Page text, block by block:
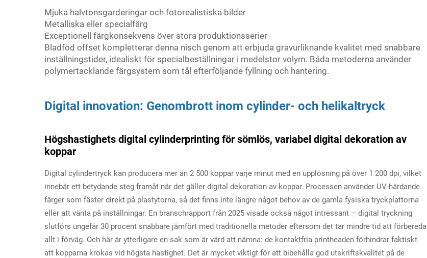
Mjuka halvtonsgarderingar och fotorealistiska bilder
Metalliska eller specialfärg
Exceptionell färgkonsekvens över stora produktionsserier
Bladföd offset kompletterar denna nisch genom att erbjuda gravurliknande kvalitet med snabbare
inställningstider, idealiskt för specialbeställningar i medelstor volym. Båda metoderna använder
polymertacklande färgsystem som tål efterföljande fyllning och hantering.
Digital innovation: Genombrott inom cylinder- och helikaltryck
Högshastighets digital cylinderprinting för sömlös, variabel digital dekoration av
koppar
Digital cylindertryck kan producera mer än 2 500 koppar varje minut med en upplösning på över 1 200 dpi, vilket
innebär ett betydande steg framåt när det gäller digital dekoration av koppar. Processen använder UV-härdande
färger som fäster direkt på plastytorna, så det finns inte längre något behov av de gamla fysiska tryckplattorna
eller att vänta på inställningar. En branschrapport från 2025 visade också något intressant – digital tryckning
slutförs ungefär 30 procent snabbare jämfört med traditionella metoder eftersom det tar mindre tid att förbereda
allt i förväg. Och här är ytterligare en sak som är värd att nämna: de kontaktfria printheaden förhindrar faktiskt
att kopparna krokas vid högsta hastighet. Det är mycket viktigt för att bibehålla god utskriftskvalitet på de